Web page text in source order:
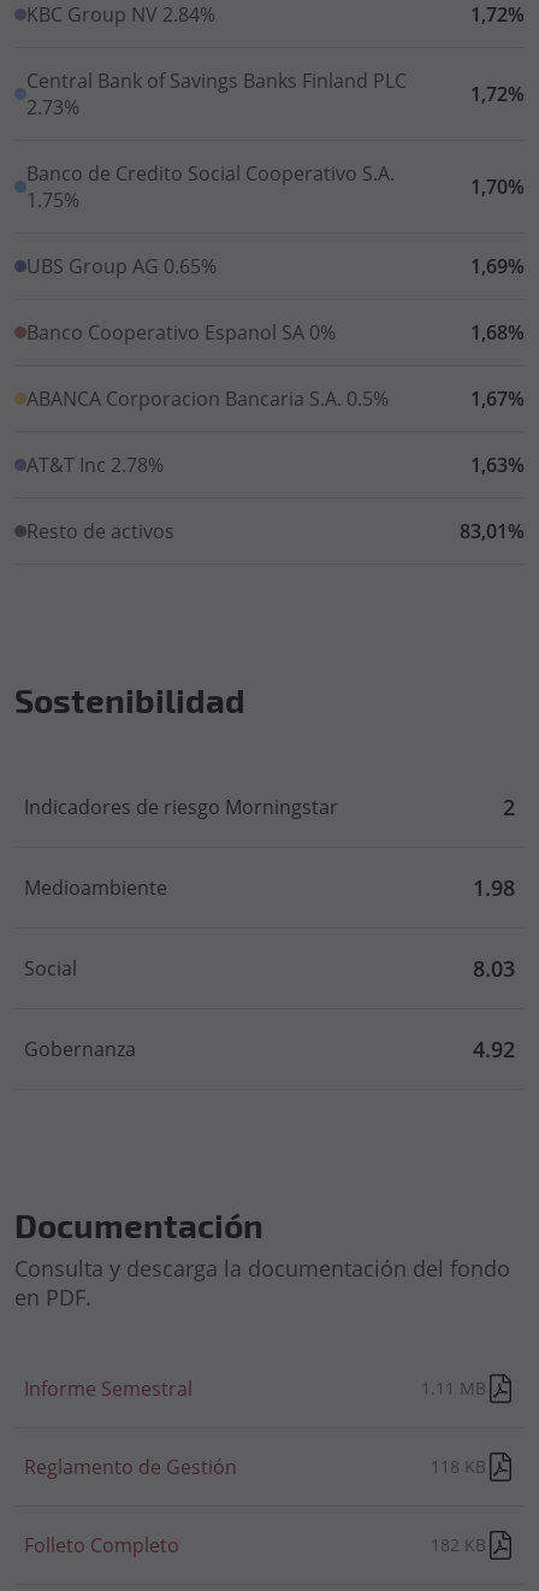
KBC Group NV 2.84% 1,72%
Central Bank of Savings Banks Finland PLC
2.73%
1,72%
Banco de Credito Social Cooperativo S.A.
1.75%
1,70%
UBS Group AG 0.65% 1,69%
Banco Cooperativo Espanol SA 0% 1,68%
ABANCA Corporacion Bancaria S.A. 0.5% 1,67%
AT&T Inc 2.78% 1,63%
Resto de activos 83,01%
Sostenibilidad
Indicadores de riesgo Morningstar 2
Medioambiente 1.98
Social 8.03
Gobernanza 4.92
Documentación
Consulta y descarga la documentación del fondo
en PDF.
Informe Semestral 1.11 MB
Reglamento de Gestión 118 KB
Folleto Completo 182 KB